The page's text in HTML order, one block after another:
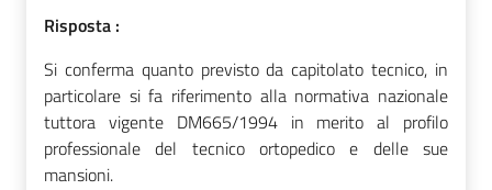
Risposta :
Si conferma quanto previsto da capitolato tecnico, in
particolare si fa riferimento alla normativa nazionale
tuttora vigente DM665/1994 in merito al profilo
professionale del tecnico ortopedico e delle sue
mansioni.